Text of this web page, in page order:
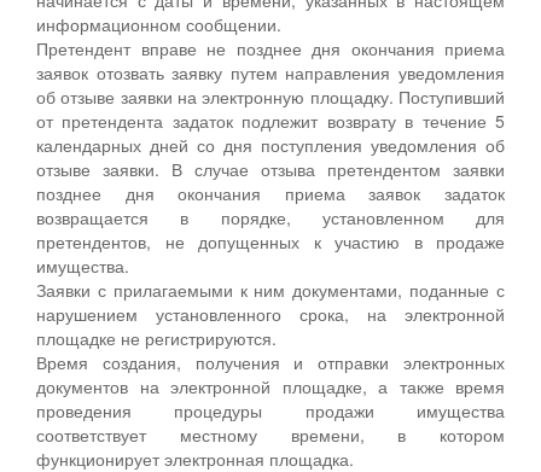
информационном сообщении.
Претендент вправе не позднее дня окончания приема
заявок отозвать заявку путем направления уведомления
об отзыве заявки на электронную площадку. Поступивший
от претендента задаток подлежит возврату в течение 5
календарных дней со дня поступления уведомления об
отзыве заявки. В случае отзыва претендентом заявки
позднее дня окончания приема заявок задаток
возвращается в порядке, установленном для
претендентов, не допущенных к участию в продаже
имущества.
Заявки с прилагаемыми к ним документами, поданные с
нарушением установленного срока, на электронной
площадке не регистрируются.
Время создания, получения и отправки электронных
документов на электронной площадке, а также время
проведения процедуры продажи имущества
соответствует местному времени, в котором
функционирует электронная площадка.